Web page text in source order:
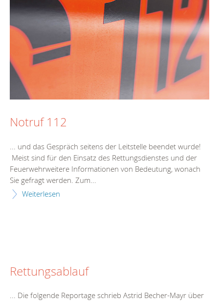
Notruf 112
... und das Gespräch seitens der Leitstelle beendet wurde!
Meist sind für den Einsatz des Rettungsdienstes und der
Feuerwehrweitere Informationen von Bedeutung, wonach
Sie gefragt werden. Zum...
Weiterlesen
Rettungsablauf
... Die folgende Reportage schrieb Astrid Becher-Mayr über